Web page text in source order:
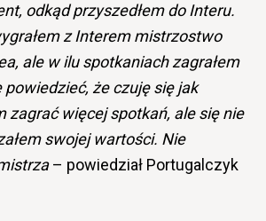
odkąd przyszedłem do Interu.
z Interem mistrzostwo
ale w ilu spotkaniach zagrałem
powiedzieć, że czuję się jak
zagrać więcej spotkań, ale się nie
swojej wartości. Nie
– powiedział Portugalczyk